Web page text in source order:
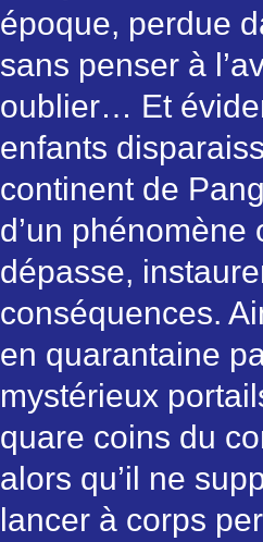
époque, perdue
sans penser à
oublier… Et
enfants
continent de
d’un phénomène
dépasse,
conséquences.
en quarantaine
mystérieux
quare coins du
alors qu’il ne
lancer à corps